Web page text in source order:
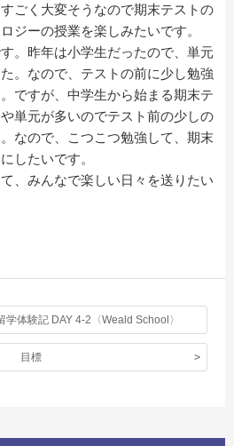
ごく大変そうなので期末テストの
ジーの授業を楽しみたいです。
。昨年は小学生だったので、単元
。なので、テストの前に少し勉強
ですが、中学生から始まる期末テ
単元が多いのでテスト前の少しの
なので、こつこつ勉強して、期末
したいです。
、みんなで楽しい日々を送りたい
体験記 DAY 4-2〈Weald School〉
目標